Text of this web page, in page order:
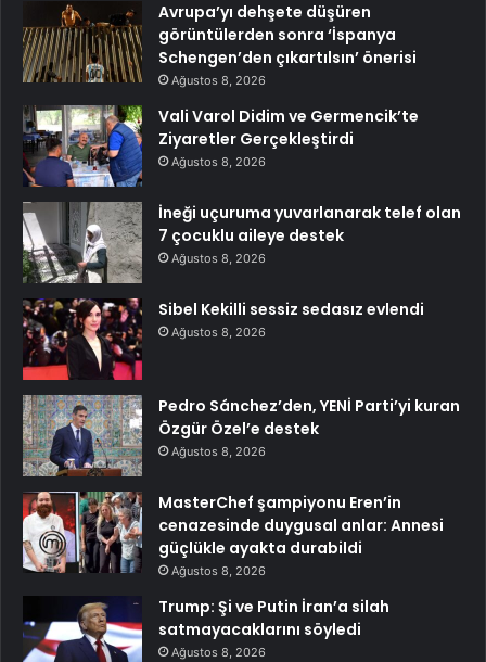
Avrupa’yı dehşete düşüren
görüntülerden sonra ‘İspanya
Schengen’den çıkartılsın’ önerisi
Ağustos 8, 2026
Vali Varol Didim ve Germencik’te
Ziyaretler Gerçekleştirdi
Ağustos 8, 2026
İneği uçuruma yuvarlanarak telef olan
7 çocuklu aileye destek
Ağustos 8, 2026
Sibel Kekilli sessiz sedasız evlendi
Ağustos 8, 2026
Pedro Sánchez’den, YENİ Parti’yi kuran
Özgür Özel’e destek
Ağustos 8, 2026
MasterChef şampiyonu Eren’in
cenazesinde duygusal anlar: Annesi
güçlükle ayakta durabildi
Ağustos 8, 2026
Trump: Şi ve Putin İran’a silah
satmayacaklarını söyledi
Ağustos 8, 2026